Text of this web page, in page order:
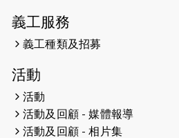
2026-04-23
2026-04-19
2026-04-16
猛龍長跑隊恆
（19:00開始）
義工服務
義工種類及招募
活動
活動
活動及回顧 - 媒體報導
活動及回顧 - 相片集